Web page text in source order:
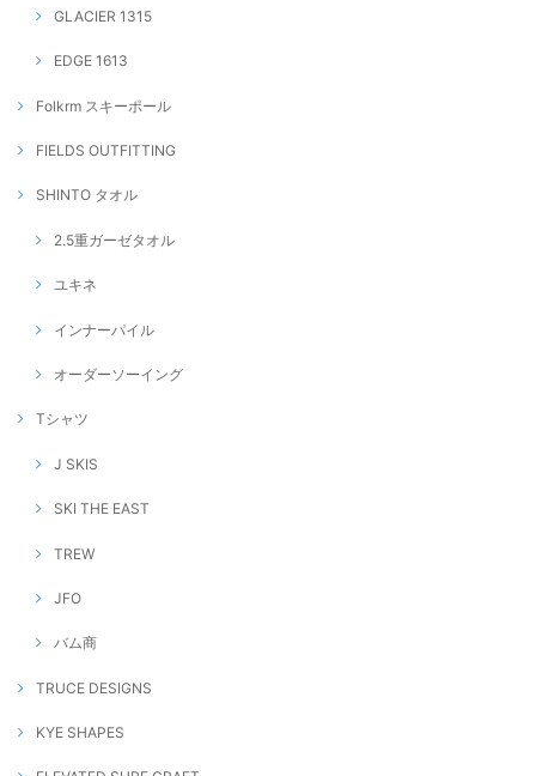
GLACIER 1315
EDGE 1613
Folkrm スキーポール
FIELDS OUTFITTING
SHINTO タオル
2.5重ガーゼタオル
ユキネ
インナーパイル
オーダーソーイング
Tシャツ
J SKIS
SKI THE EAST
TREW
JFO
バム商
TRUCE DESIGNS
KYE SHAPES